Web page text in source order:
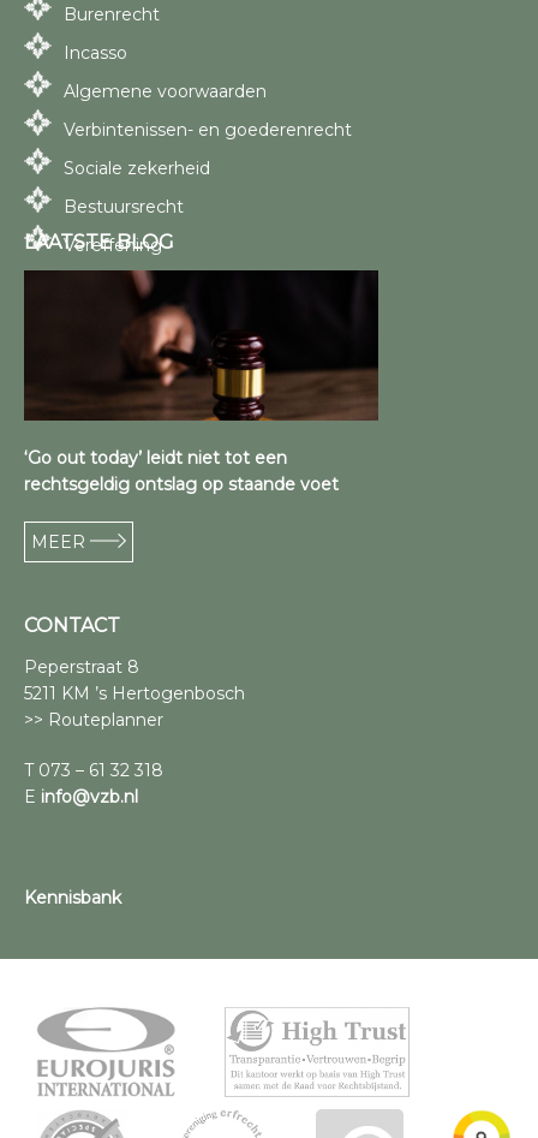
Burenrecht
Incasso
Algemene voorwaarden
Verbintenissen- en goederenrecht
Sociale zekerheid
Bestuursrecht
Vereffening
LAATSTE BLOG
‘Go out today’ leidt niet tot een
rechtsgeldig ontslag op staande voet
MEER
CONTACT
Peperstraat 8
5211 KM ’s Hertogenbosch
>> Routeplanner
T 073 – 61 32 318
E info@vzb.nl
Kennisbank